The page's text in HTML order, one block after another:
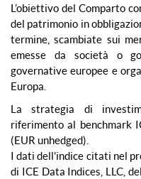
L’obiettivo del Comparto
del patrimonio in
termine, scambiate sui
emesse da società o
governative europee e
Europa.
La strategia di
riferimento al benchmark
(EUR unhedged).
I dati dell'indice citati nel
di ICE Data Indices, LLC,